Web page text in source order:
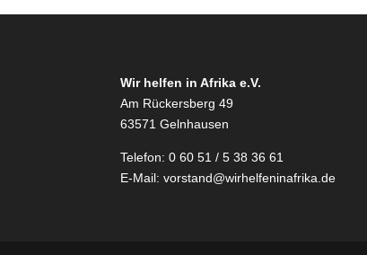
Wir helfen in Afrika e.V.
Am Rückersberg 49
63571 Gelnhausen
Telefon: 0 60 51 / 5 38 36 61
E-Mail:vorstand@wirhelfeninafrika.de